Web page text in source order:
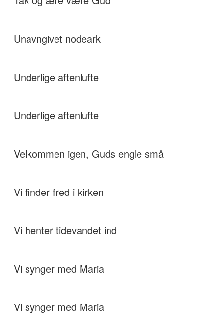
Unavngivet nodeark
Underlige aftenlufte
Underlige aftenlufte
Velkommen igen, Guds engle små
Vi finder fred i kirken
Vi henter tidevandet ind
Vi synger med Maria
Vi synger med Maria